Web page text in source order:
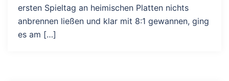
ersten Spieltag an heimischen Platten nichts
anbrennen ließen und klar mit 8:1 gewannen, ging
es am […]